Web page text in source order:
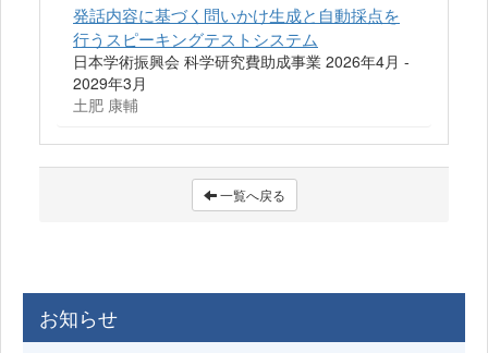
発話内容に基づく問いかけ生成と自動採点を
行うスピーキングテストシステム
日本学術振興会 科学研究費助成事業 2026年4月 -
2029年3月
土肥 康輔
一覧へ戻る
お知らせ